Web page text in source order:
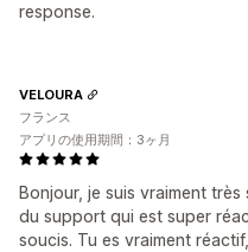
response.
Bonjour, je suis vraiment
du support qui est super
soucis. Tu es vraiment
VELOURA
フランス
アプリの使用期間：3ヶ月